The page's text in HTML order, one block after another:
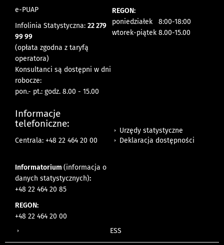
e-PUAP
Infolinia Statystyczna: 22 279
99 99
(opłata zgodna z taryfą
operatora)
Konsultanci są dostępni w dni
robocze:
pon.- pt.: godz. 8.00 - 15.00
REGON:
poniedziałek 8:00-18:00
wtorek-piątek 8.00-15.00
Informacje
telefoniczne:
Centrala: +48 22 464 20 00
Informatorium (informacja o
danych statystycznych):
+48 22 464 20 85
REGON:
+48 22 464 20 00
Urzędy statystyczne
Deklaracja dostępności
ESS